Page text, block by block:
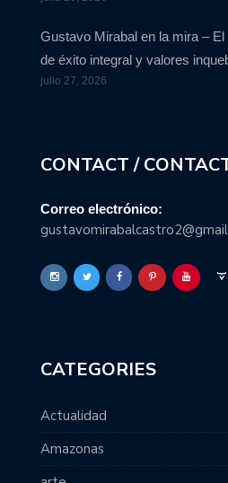
Gustavo Mirabal en la mira –
de éxito integral y valores
julio 27, 2026
CONTACT /
Correo electrónico:
CATEGORIES
Actualidad
Amazonas